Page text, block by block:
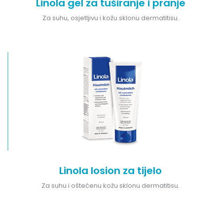
Linola gel za tuširanje i pranje
Za suhu, osjetljivu i kožu sklonu dermatitisu.
Linola losion za tijelo
Za suhu i oštećenu kožu sklonu dermatitisu.